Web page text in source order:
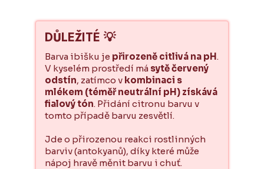
DŮLEŽITÉ 💡
Barva ibišku je přirozeně citlivá na pH.
V kyselém prostředí má sytě červený
odstín, zatímco v kombinaci s
mlékem (téměř neutrální pH) získává
fialový tón. Přidání citronu barvu v
tomto případě barvu zesvětlí.
Jde o přirozenou reakci rostlinných
barviv (antokyanů), díky které může
nápoj hravě měnit barvu i chuť.